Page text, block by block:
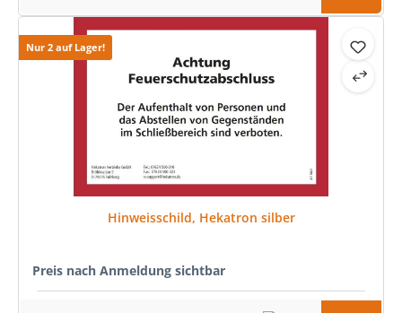
Nur 2 auf Lager!
Hinweisschild, Hekatron silber
Preis nach Anmeldung sichtbar